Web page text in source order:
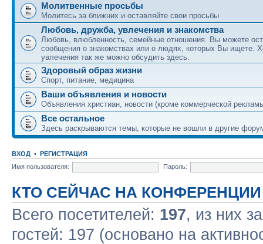
Молитвенные просьбы
Молитесь за ближних и оставляйте свои просьбы
Любовь, дружба, увлечения и знакомства
Любовь, влюбленность, семейные отношения. Вы можете
сообщения о знакомствах или о людях, которых Вы ищете.
увлечения так же можно обсудить здесь.
Здоровый образ жизни
Спорт, питание, медицина
Ваши объявления и новости
Объявления христиан, новости (кроме коммерческой
Все остальное
Здесь раскрываются темы, которые не вошли в другие
ВХОД • РЕГИСТРАЦИЯ
Имя пользователя:
Пароль:
КТО СЕЙЧАС НА КОНФЕРЕНЦИИ
Всего посетителей: 197, из них
гостей: 197 (основано на